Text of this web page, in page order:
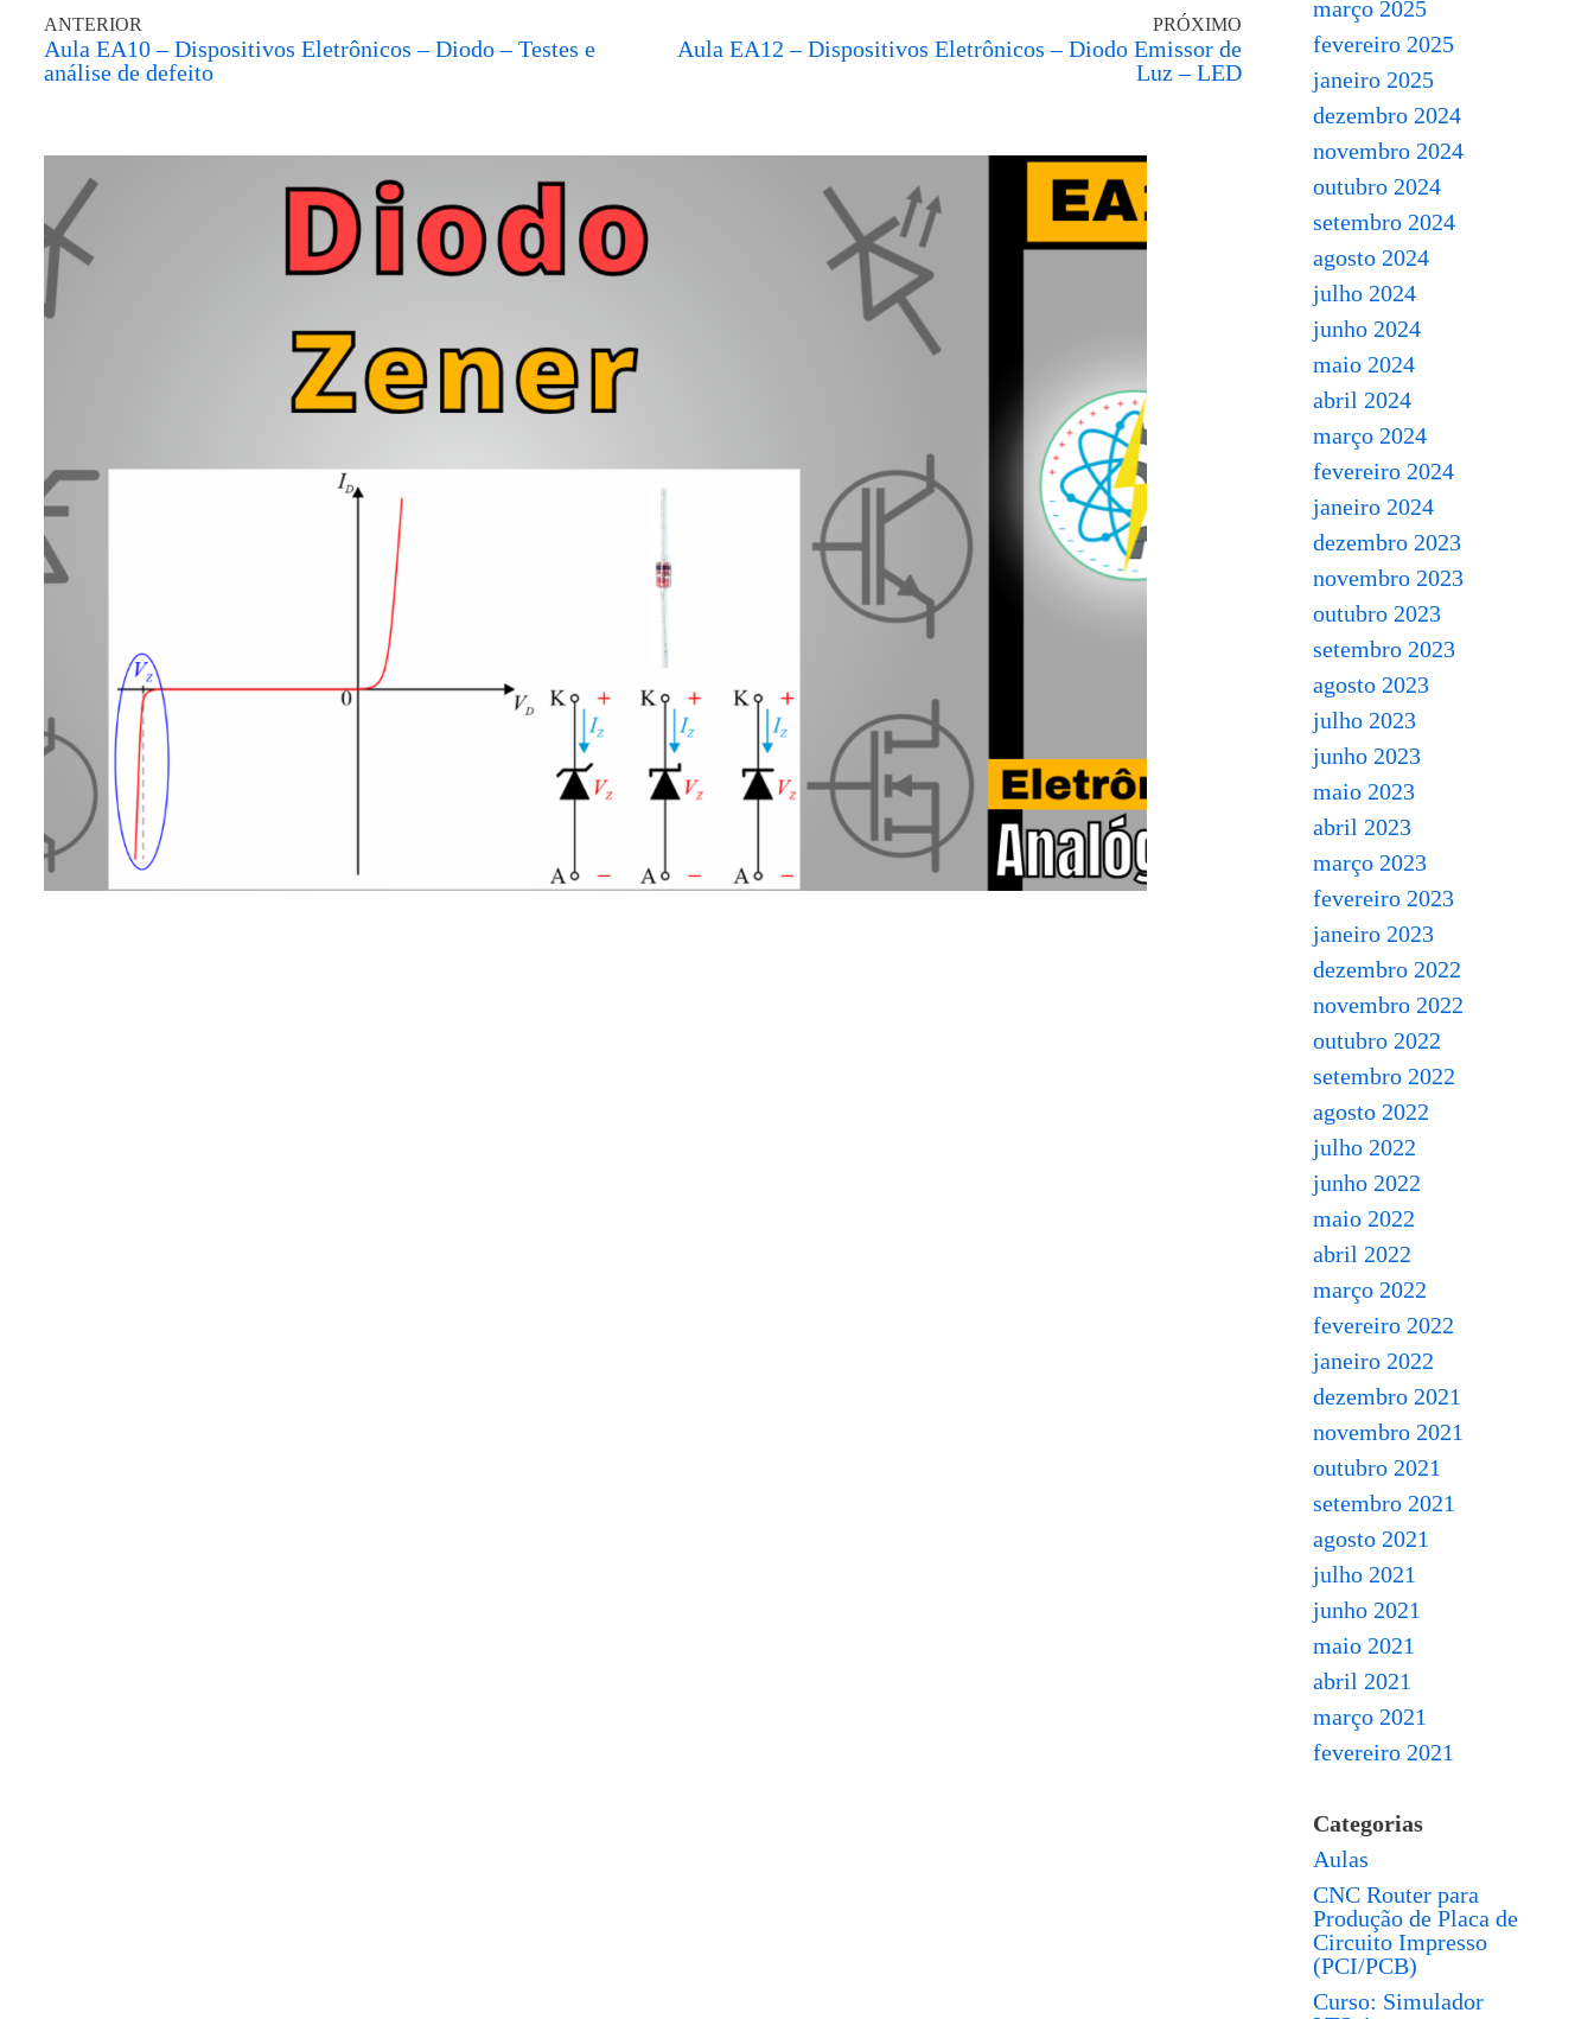
ANTERIOR
Aula EA10 – Dispositivos Eletrônicos – Diodo – Testes e
análise de defeito
PRÓXIMO
Aula EA12 – Dispositivos Eletrônicos – Diodo Emissor de
Luz – LED
março 2025
fevereiro 2025
janeiro 2025
dezembro 2024
novembro 2024
outubro 2024
setembro 2024
agosto 2024
julho 2024
junho 2024
maio 2024
abril 2024
março 2024
fevereiro 2024
janeiro 2024
dezembro 2023
novembro 2023
outubro 2023
setembro 2023
agosto 2023
julho 2023
junho 2023
maio 2023
abril 2023
março 2023
fevereiro 2023
janeiro 2023
dezembro 2022
novembro 2022
outubro 2022
setembro 2022
agosto 2022
julho 2022
junho 2022
maio 2022
abril 2022
março 2022
fevereiro 2022
janeiro 2022
dezembro 2021
novembro 2021
outubro 2021
setembro 2021
agosto 2021
julho 2021
junho 2021
maio 2021
abril 2021
março 2021
fevereiro 2021
Categorias
Aulas
CNC Router para
Produção de Placa de
Circuito Impresso
(PCI/PCB)
Curso: Simulador